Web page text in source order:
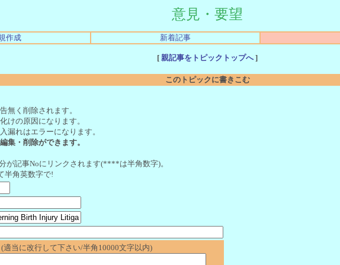
意見・要望
作成 新着記事
[ 親記事をトピックトップへ]
このトピックに書きこむ
無く削除されます。
けの原因になります。
漏れはエラーになります。
集・削除ができます。
記事Noにリンクされます(****は半角数字)。
半角英数字で!
(適当に改行して下さい/半角10000文字以内)